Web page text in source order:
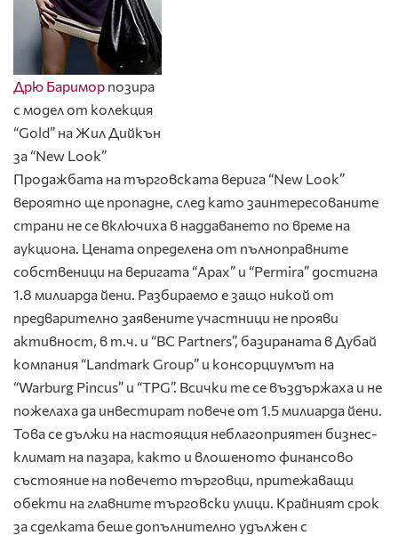
Дрю Баримор позира
с модел от колекция
“Gold” на Жил Дийкън
за “New Look”
Продажбата на търговската верига “New Look”
вероятно ще пропадне, след като заинтересованите
страни не се включиха в наддаването по време на
аукциона. Цената определена от пълноправните
собственици на веригата “Apax” и “Permira” достигна
1.8 милиарда йени. Разбираемо е защо никой от
предварително заявените участници не прояви
активност, в т.ч. и “BC Partners”, базираната в Дубай
компания “Landmark Group” и консорциумът на
“Warburg Pincus” и “TPG”. Всички те се въздържаха и не
пожелаха да инвестират повече от 1.5 милиарда йени.
Това се дължи на настоящия неблагоприятен бизнес-
климат на пазара, както и влошеното финансово
състояние на повечето търговци, притежаващи
обекти на главните търговски улици. Крайният срок
за сделката беше допълнително удължен с